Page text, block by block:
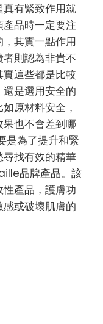
有緊致作用就
品時一定要注
其實一點作用
則認為非貴不
這些都是比較
是選用安全的
原材料安全，
也不會差到哪
是為了提升和緊
找有效的精華
品牌產品。該
產品，護膚功
或破壞肌膚的